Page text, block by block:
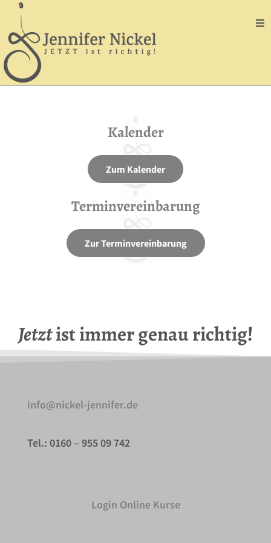
Kalender
Zum Kalender
Terminvereinbarung
Zur Terminvereinbarung
Jetztist immer genau richtig!
info@nickel-jennifer.de
Tel.: 0160 – 955 09 742
Login Online Kurse